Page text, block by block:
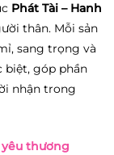
Phát Tài – Hanh
thân. Mỗi sản
sang trọng và
biệt, góp phần
nhận trong
thương